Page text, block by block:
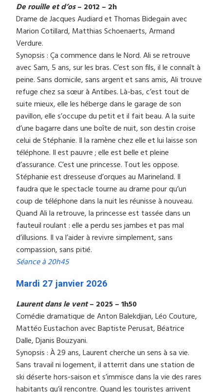
De rouille et d’os– 2012 – 2h
Drame de Jacques Audiardet Thomas Bidegainavec
Marion Cotillard, Matthias Schoenaerts, Armand
Verdure.
Synopsis : Ça commence dans le Nord. Ali se retrouve
avec Sam, 5 ans, sur les bras. C’est son fils, il le connaît à
peine. Sans domicile, sans argent et sans amis, Ali trouve
refuge chez sa sœur à Antibes. Là-bas, c’est tout de
suite mieux, elle les héberge dans le garage de son
pavillon, elle s’occupe du petit et il fait beau. A la suite
d’une bagarre dans une boîte de nuit, son destin croise
celui de Stéphanie. Il la ramène chez elle et lui laisse son
téléphone. Il est pauvre ; elle est belle et pleine
d’assurance. C’est une princesse. Tout les oppose.
Stéphanie est dresseuse d’orques au Marineland. Il
faudra que le spectacle tourne au drame pour qu’un
coup de téléphone dans la nuit les réunisse à nouveau.
Quand Ali la retrouve, la princesse est tassée dans un
fauteuil roulant : elle a perdu ses jambes et pas mal
d’illusions. Il va l’aider à revivre simplement, sans
compassion, sans pitié.
Séance à 20h45
Mardi 27 janvier 2026
Laurent dans le vent– 2025 – 1h50
Comédie dramatique de Anton Balekdjian, Léo Couture,
Mattéo Eustachon avec Baptiste Perusat, Béatrice
Dalle, Djanis Bouzyani.
Synopsis : À 29 ans, Laurent cherche un sens à sa vie.
Sans travail ni logement, il atterrit dans une station de
ski déserte hors-saison et s’immisce dans la vie des rares